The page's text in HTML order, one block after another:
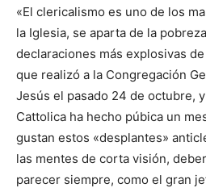
«El clericalismo es uno de los
la Iglesia, se aparta de la
declaraciones más explosivas
que realizó a la Congregación
Jesús el pasado 24 de octubre,
Cattolica ha hecho púbica un
gustan estos «desplantes»
las mentes de corta visión,
parecer siempre, como el gran